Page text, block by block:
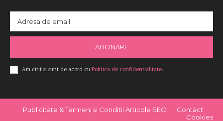
ABONARE
Am citit si sunt de acord cu Politica de confidentialitate.
Publicitate & Termeni și Condiții Articole SEO
Contact
Cookies